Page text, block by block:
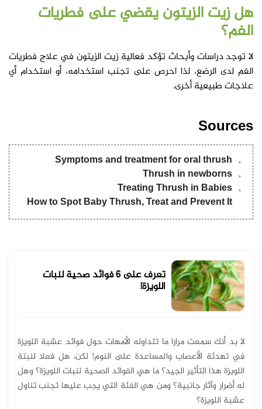
هل زيت الزيتون يقضي على فطريات
الفم؟
لا توجد دراسات وأبحاث تؤكد فعالية زيت الزيتون في علاج فطريات
الفم لدى الرضع، لذا احرص على تجنب استخدامه، أو استخدام أي
علاجات طبيعية أخرى.
Sources
Symptoms and treatment for oral thrush
Thrush in newborns
Treating Thrush in Babies
How to Spot Baby Thrush, Treat and Prevent It
تعرف على 6 فوائد صحية لنبات
اللويزة!
لا بد أنك سمعت مرارا ما تتداوله الأمهات حول فوائد عشبة اللويزة
في تهدئة الأعصاب والمساعدة على النوم! لكن، هل فعلا لنبتة
اللويزة هذا التأثير الجيد؟ ما هي الفوائد الصحية لنبات اللويزة؟ وهل
له أضرار وآثار جانبية؟ ومن هي الفئة التي يجب عليها تجنب تناول
عشبة اللويزة؟